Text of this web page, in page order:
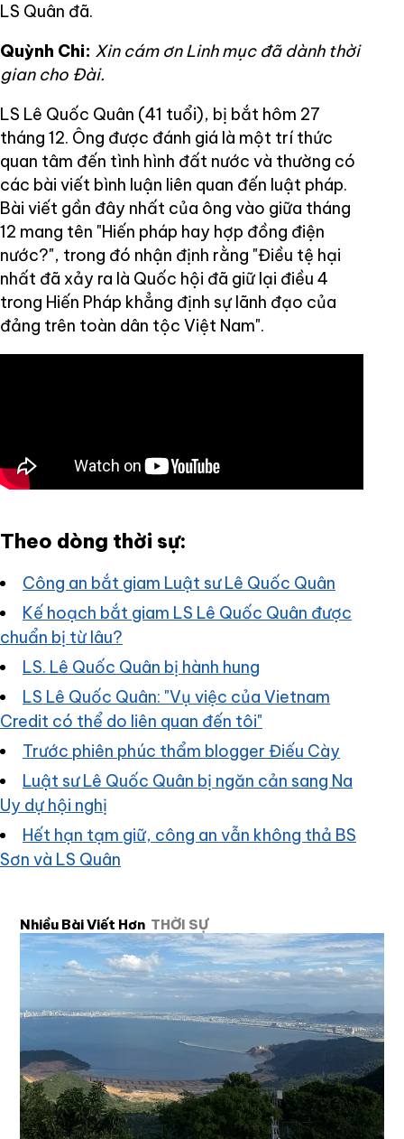
LS Quân đã.
Quỳnh Chi: Xin cám ơn Linh mục đã dành thời
gian cho Đài.
LS Lê Quốc Quân (41 tuổi), bị bắt hôm 27
tháng 12. Ông được đánh giá là một trí thức
quan tâm đến tình hình đất nước và thường có
các bài viết bình luận liên quan đến luật pháp.
Bài viết gần đây nhất của ông vào giữa tháng
12 mang tên "Hiến pháp hay hợp đồng điện
nước?", trong đó nhận định rằng "Điều tệ hại
nhất đã xảy ra là Quốc hội đã giữ lại điều 4
trong Hiến Pháp khẳng định sự lãnh đạo của
đảng trên toàn dân tộc Việt Nam".
Theo dòng thời sự:
Công an bắt giam Luật sư Lê Quốc Quân
Kế hoạch bắt giam LS Lê Quốc Quân được
chuẩn bị từ lâu?
LS. Lê Quốc Quân bị hành hung
LS Lê Quốc Quân: "Vụ việc của Vietnam
Credit có thể do liên quan đến tôi"
Trước phiên phúc thẩm blogger Điếu Cày
Luật sư Lê Quốc Quân bị ngăn cản sang Na
Uy dự hội nghị
Hết hạn tạm giữ, công an vẫn không thả BS
Sơn và LS Quân
Nhiều Bài Viết Hơn THỜI SỰ